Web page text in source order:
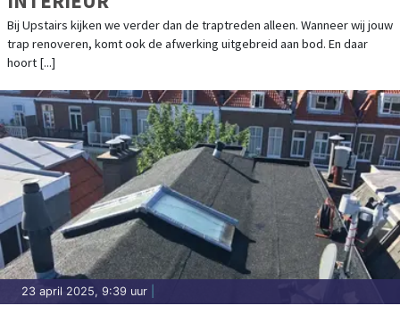
Bij Upstairs kijken we verder dan de traptreden alleen. Wanneer wij jouw
trap renoveren, komt ook de afwerking uitgebreid aan bod. En daar
hoort [...]
23 april 2025, 9:39 uur